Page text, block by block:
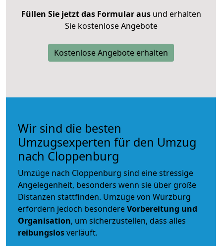
Füllen Sie jetzt das Formular ausund erhalten
Sie kostenlose Angebote
Kostenlose Angebote erhalten
Wir sind die besten
Umzugsexperten für den Umzug
nach Cloppenburg
Umzüge nach Cloppenburg sind eine stressige
Angelegenheit, besonders wenn sie über große
Distanzen stattfinden. Umzüge von Würzburg
erfordern jedoch besondereVorbereitung und
Organisation, um sicherzustellen, dass alles
reibungslosverläuft.